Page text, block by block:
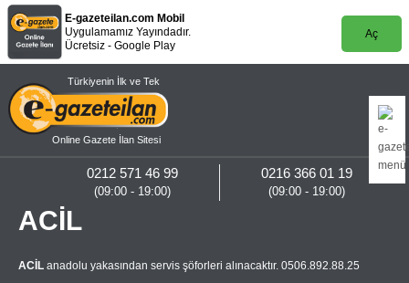
E-gazeteilan.com Mobil
Uygulamamız Yayındadır.
Ücretsiz - Google Play
Aç
Türkiyenin İlk ve Tek
Online Gazete İlan Sitesi
0216 366 01 19
(09:00 - 19:00)
0212 571 46 99
(09:00 - 19:00)
ACİL
ACİL anadolu yakasından servis şöforleri alınacaktır. 0506.892.88.25